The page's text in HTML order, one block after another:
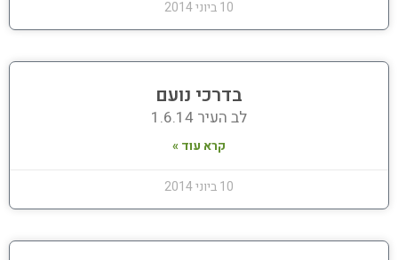
10 ביוני 2014
בדרכי נועם
לב העיר 1.6.14
קרא עוד »
10 ביוני 2014